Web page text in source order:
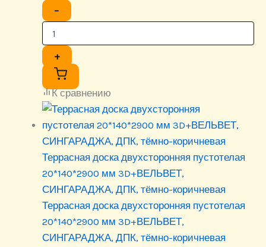
−
+
К сравнению
Террасная доска двухсторонняя пустотелая
20*140*2900 мм 3D+ВЕЛЬВЕТ,
СИНГАРАДЖА, ДПК, тёмно-коричневая
Террасная доска двухсторонняя пустотелая
20*140*2900 мм 3D+ВЕЛЬВЕТ,
СИНГАРАДЖА, ДПК, тёмно-коричневая